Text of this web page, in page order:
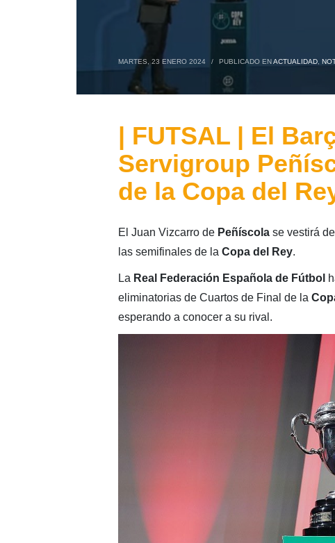
MARTES, 23 ENERO 2024 / PUBLICADO ENACTUALIDAD,
| FUTSAL | El
Servigroup
de la Copa del
El Juan Vizcarro de Peñíscola se vestirá
las semifinales de la Copa del Rey.
La Real Federación Española de Fútbol
eliminatorias de Cuartos de Final de la
esperando a conocer a su rival.